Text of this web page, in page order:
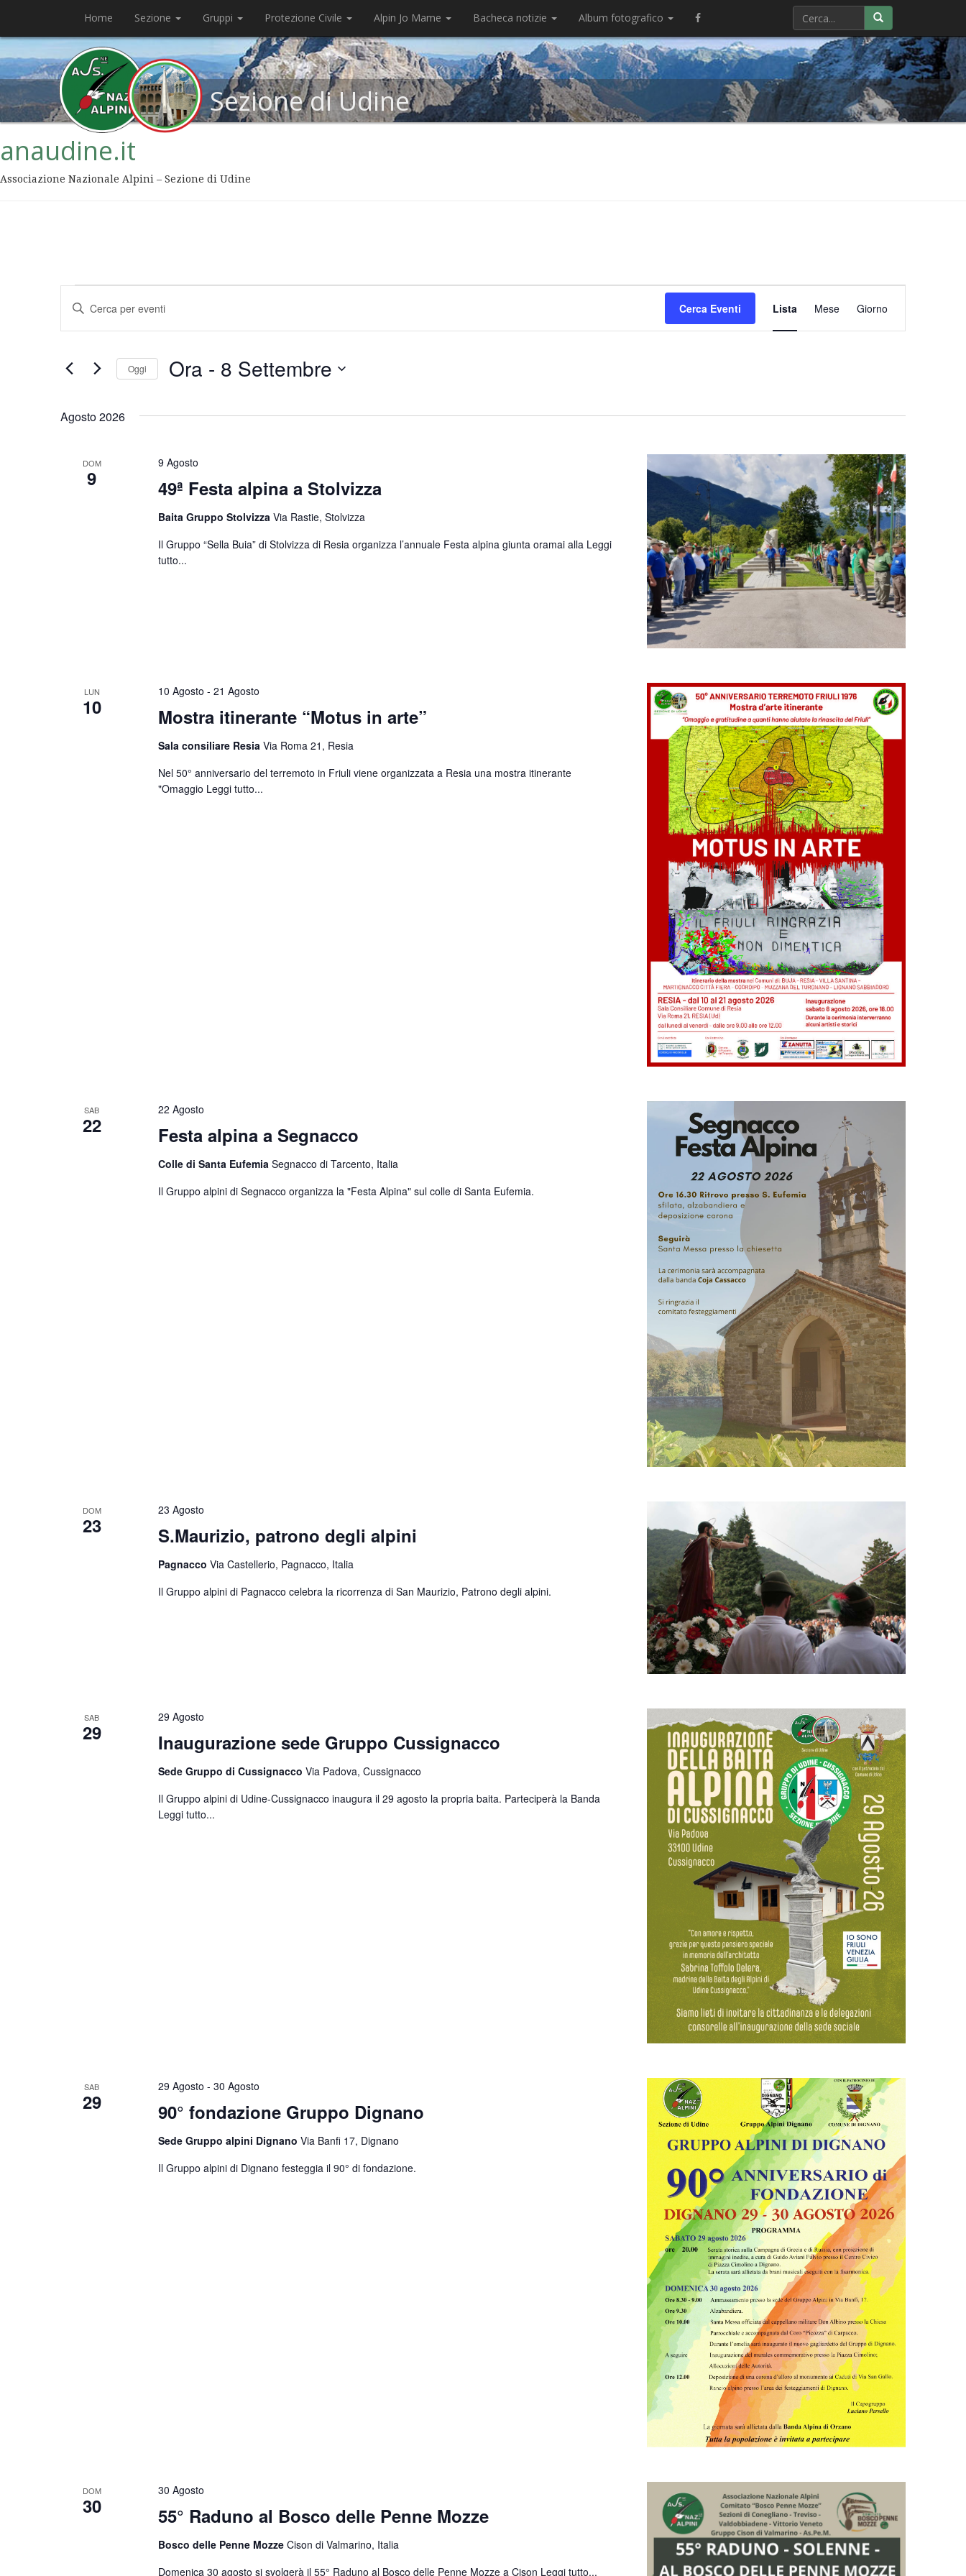
Home Sezione Gruppi Protezione Civile Alpin Jo Mame Bacheca notizie Album fotografico
Sezione di Udine
anaudine.it
Associazione Nazionale Alpini – Sezione di Udine
Eventi
Ricerca
viste
Inserisci
Parola
Chiave.
per
Cerca Eventi
Evento
Viste
Navigazione
Lista Mese Giorno
Oggi Ora - 8 Settembre
data.
Agosto 2026
DOM
9 49ª Festa alpina a Stolvizza
9 Agosto
Baita Gruppo Stolvizza Via Rastie, Stolvizza
Il Gruppo “Sella Buia” di Stolvizza di Resia organizza l’annuale Festa alpina giunta oramai alla Leggi
tutto...
LUN
10 Mostra itinerante “Motus in arte”
10 Agosto - 21 Agosto
Sala consiliare Resia Via Roma 21, Resia
Nel 50° anniversario del terremoto in Friuli viene organizzata a Resia una mostra itinerante
"Omaggio Leggi tutto...
SAB
22 Festa alpina a Segnacco
22 Agosto
Colle di Santa Eufemia Segnacco di Tarcento, Italia
Il Gruppo alpini di Segnacco organizza la "Festa Alpina" sul colle di Santa Eufemia.
DOM
23 S.Maurizio, patrono degli alpini
23 Agosto
Pagnacco Via Castellerio, Pagnacco, Italia
Il Gruppo alpini di Pagnacco celebra la ricorrenza di San Maurizio, Patrono degli alpini.
SAB
29 Inaugurazione sede Gruppo Cussignacco
29 Agosto
Sede Gruppo di Cussignacco Via Padova, Cussignacco
Il Gruppo alpini di Udine-Cussignacco inaugura il 29 agosto la propria baita. Parteciperà la Banda
Leggi tutto...
SAB
29 90° fondazione Gruppo Dignano
29 Agosto - 30 Agosto
Sede Gruppo alpini Dignano Via Banfi 17, Dignano
Il Gruppo alpini di Dignano festeggia il 90° di fondazione.
DOM
30 55° Raduno al Bosco delle Penne Mozze
30 Agosto
Bosco delle Penne Mozze Cison di Valmarino, Italia
Domenica 30 agosto si svolgerà il 55° Raduno al Bosco delle Penne Mozze a Cison Leggi tutto...